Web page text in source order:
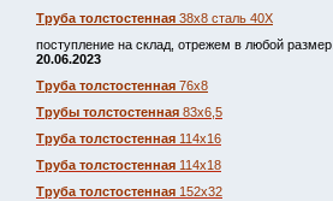
Труба толстостенная 38х8 сталь 40Х
поступление на склад, отрежем в любой размер.
20.06.2023
Труба толстостенная 76х8
Трубы толстостенная 83х6,5
Труба толстостенная 114х16
Труба толстостенная 114х18
Труба толстостенная 152х32